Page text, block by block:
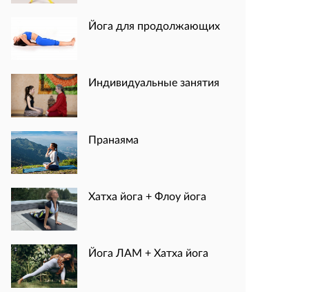
Йога для продолжающих
Индивидуальные занятия
Пранаяма
Хатха йога + Флоу йога
Йога ЛАМ + Хатха йога